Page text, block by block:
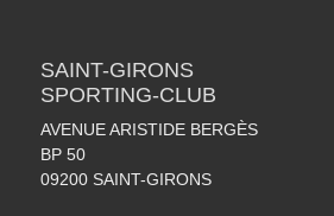
SAINT-GIRONS
SPORTING-CLUB
AVENUE ARISTIDE BERGÈS
BP 50
09200 SAINT-GIRONS